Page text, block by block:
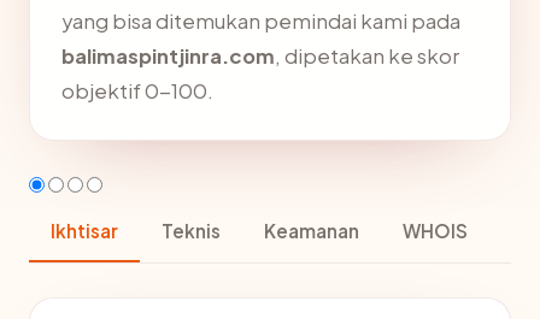
yang bisa ditemukan pemindai kami pada
balimaspintjinra.com, dipetakan ke skor
objektif 0-100.
Ikhtisar Teknis Keamanan WHOIS